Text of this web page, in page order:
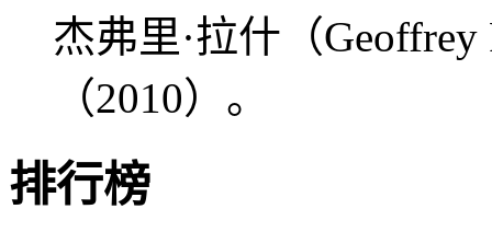
杰弗里·拉什（
（2010）。
排行榜